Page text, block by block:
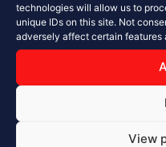
technologies will allow us to
unique IDs on this site. Not
adversely affect certain features
View
Con una amplia gama
experiencia
enfrentar cualquier
dimensiones, el peso
Nuestro enfoque se
eficiencia y la